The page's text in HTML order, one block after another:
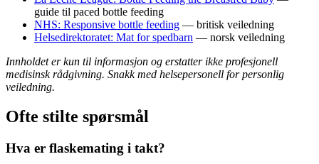
guide til paced bottle feeding
NHS: Responsive bottle feeding — britisk veiledning
Helsedirektoratet: Mat for spedbarn — norsk veiledning
Innholdet er kun til informasjon og erstatter ikke profesjonell
medisinsk rådgivning. Snakk med helsepersonell for personlig
veiledning.
Ofte stilte spørsmål
Hva er flaskemating i takt?